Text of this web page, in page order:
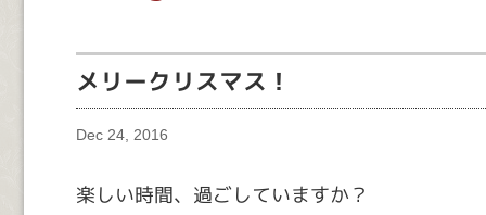
メリークリスマス！
Dec 24, 2016
楽しい時間、過ごしていますか？